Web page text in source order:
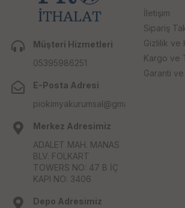
Müşteri Hizmetleri
05395986251
E-Posta Adresi
piokimyakurumsal@gmail.com
Merkez Adresimiz
ADALET MAH. MANAS
BLV. FOLKART
TOWERS NO: 47 B İÇ
KAPI NO: 3406
Depo Adresimiz
İletişim
Sipariş
Gizlilik ve
Kargo ve
Garanti